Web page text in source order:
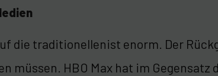
die traditionellenist enorm. Der
müssen. HBO Max hat im